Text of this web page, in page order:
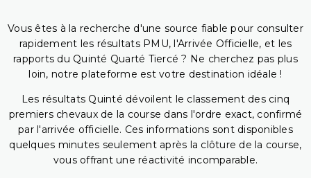
Vous êtes à la recherche d'une source fiable pour consulter
rapidement les résultats PMU, l'Arrivée Officielle, et les
rapports du Quinté Quarté Tiercé ? Ne cherchez pas plus
loin, notre plateforme est votre destination idéale !
Les résultats Quinté dévoilent le classement des cinq
premiers chevaux de la course dans l'ordre exact, confirmé
par l'arrivée officielle. Ces informations sont disponibles
quelques minutes seulement après la clôture de la course,
vous offrant une réactivité incomparable.